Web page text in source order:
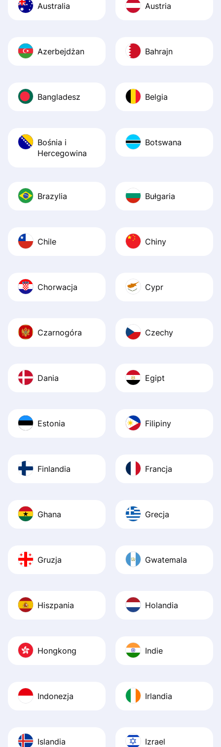
Australia Austria
Azerbejdżan Bahrajn
Bangladesz Belgia
Bośnia i
Hercegowina
Botswana
Brazylia Bułgaria
Chile Chiny
Chorwacja Cypr
Czarnogóra Czechy
Dania Egipt
Estonia Filipiny
Finlandia Francja
Ghana Grecja
Gruzja Gwatemala
Hiszpania Holandia
Hongkong Indie
Indonezja Irlandia
Islandia Izrael